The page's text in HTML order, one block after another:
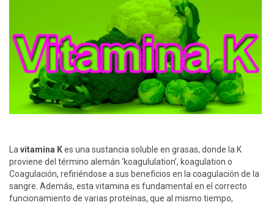
Lavitamina Kes una sustancia soluble en grasas, donde la K
proviene del término alemán ‘koagululation’, koagulation o
Coagulación, refiriéndose a sus beneficios en la coagulación de la
sangre. Además, esta vitamina es fundamental en el correcto
funcionamiento de varias proteínas, que al mismo tiempo,